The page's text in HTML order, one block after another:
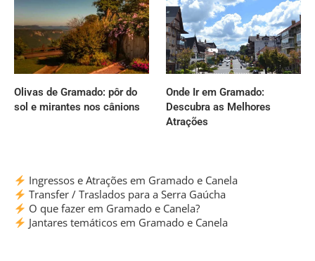
Olivas de Gramado: pôr do
sol e mirantes nos cânions
Onde Ir em Gramado:
Descubra as Melhores
Atrações
Ingressos e Atrações em Gramado e Canela
Transfer / Traslados para a Serra Gaúcha
O que fazer em Gramado e Canela?
Jantares temáticos em Gramado e Canela